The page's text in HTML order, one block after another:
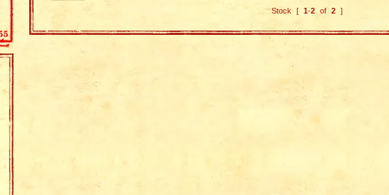
Stock [ 1-2 of 2 ]